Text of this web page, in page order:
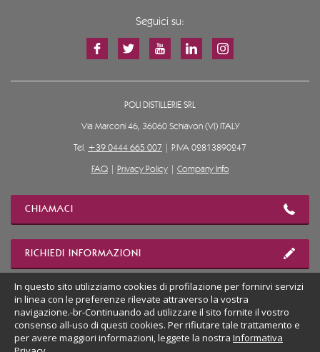
Seguici su:
POLI DISTILLERIE SRL
Via Marconi 46, 36060 Schiavon (VI) ITALY
Tel. +39 0444 665 007 | P.IVA 02813890247
FAQ| Privacy Policy| Company Info
CHIAMACI
RICHIEDI INFORMAZIONI
MOSTRA POSIZIONE
VAI AL SITO DESKTOP
In questo sito utilizziamo cookies di profilazione per fornirvi servizi
in linea con le preferenze rilevate attraverso la vostra
navigazione.-br-Continuando ad utilizzare il sito fornite il vostro
consenso all-uso di questi cookies. Per rifiutare tale trattamento e
per avere maggiori informazioni, leggete la nostra Informativa